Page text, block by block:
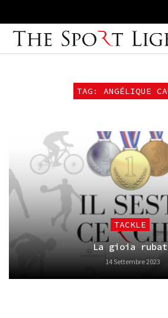
TAG: ANGÉLIQUE
TACKLE
La gioia
14 Settembre 2023